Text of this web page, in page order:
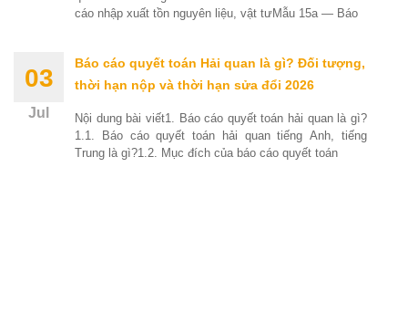
cáo nhập xuất tồn nguyên liệu, vật tưMẫu 15a — Báo
03
Jul
Báo cáo quyết toán Hải quan là gì? Đối tượng,
thời hạn nộp và thời hạn sửa đổi 2026
Nội dung bài viết1. Báo cáo quyết toán hải quan là gì?
1.1. Báo cáo quyết toán hải quan tiếng Anh, tiếng
Trung là gì?1.2. Mục đích của báo cáo quyết toán